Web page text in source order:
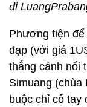
đi
Phương tiện để
đạp (với giá
thắng cảnh nổi
Simuang
buộc chỉ cổ tay